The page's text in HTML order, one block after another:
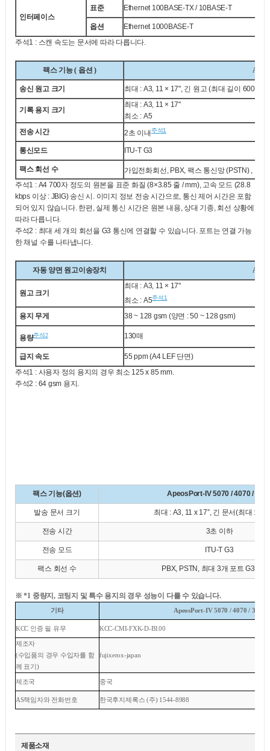
인터페이스
표준 Ethernet 100BASE-TX / 10BASE-T
옵션
Ethernet 1000BASE-T
주석1 : 스캔 속도는 문서에 따라 다릅니다.
팩스 기능 ( 옵션 )
송신 원고 크기 최대 : A3, 11 × 17", 긴 원고 (최대 길이 600 mm)
기록 용지 크기
최대 : A3, 11 × 17"
최소 : A5
전송 시간
2초 이내주석1
통신모드 ITU-T G3
팩스 회선 수
가입전화회선, PBX, 팩스 통신망 (PSTN) , 최
주석1 : A4 700자 정도의 원본을 표준 화질 (8×3.85 줄 / mm), 고속 모드 (28.8
kbps 이상 : JBIG) 송신 시. 이미지 정보 전송 시간으로, 통신 제어 시간은 포함
되어 있지 않습니다. 한편, 실제 통신 시간은 원본 내용, 상대 기종, 회선 상황에
따라 다릅니다.
주석2 : 최대 세 개의 회선을 G3 통신에 연결할 수 있습니다. 포트는 연결 가능
한 채널 수를 나타냅니다.
자동 양면 원고이송장치
원고 크기
최대 : A3, 11 × 17"
최소 : A5주석1
용지 무게 38 ~ 128 gsm (양면 : 50 ~ 128 gsm)
용량주석2 130매
급지 속도
55 ppm (A4 LEF 단면)
주석1 : 사용자 정의 용지의 경우 최소 125 x 85 mm.
주석2 : 64 gsm 용지.
팩스 기능(옵션) ApeosPort-IV 5070 / 4070 /
발송 문서 크기 최대 : A3, 11 x 17”, 긴 문서(최대 :
전송 시간 3초 이하
전송 모드 ITU-T G3
팩스 회선 수 PBX, PSTN, 최대 3개 포트 G3-3
※ *1 중량지, 코팅지 및 특수 용지의 경우 성능이 다를 수 있습니다.
기타 ApeosPort-IV 5070 / 4070 / 3070
KCC 인증 필 유무 KCC-CMI-FXK-D-B100
제조자
(수입품의 경우 수입자를 함
께 표기)
fujixerox-japan
제조국 중국
AS책임자와 전화번호 한국후지제록스 (주) 1544-8988
제품소재